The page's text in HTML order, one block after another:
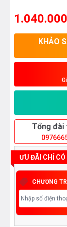
KHẢO
Tổng đài
ƯU ĐÃI CHỈ
CHƯƠNG